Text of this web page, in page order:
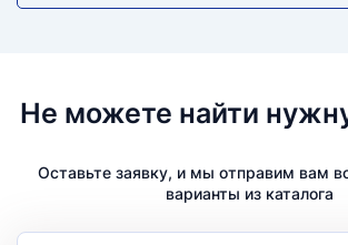
Не можете найти
Оставьте заявку, и мы отправим вам
варианты из каталога